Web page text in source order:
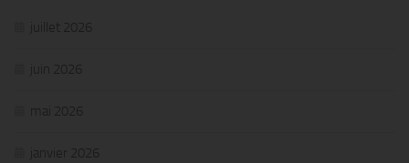
juillet 2026
juin 2026
mai 2026
janvier 2026